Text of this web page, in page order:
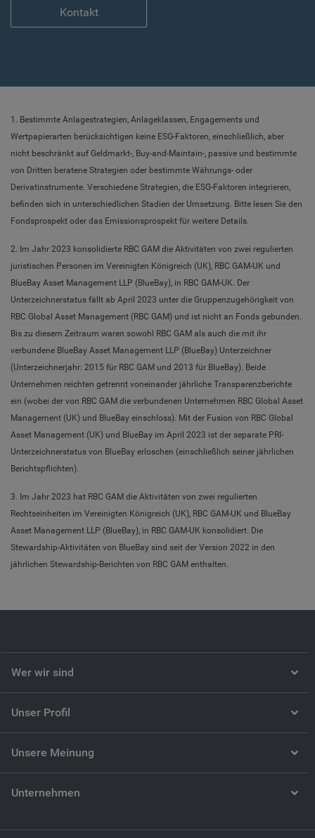
Kontakt
1. Bestimmte Anlagestrategien, Anlageklassen, Engagements und
Wertpapierarten berücksichtigen keine ESG-Faktoren, einschließlich, aber
nicht beschränkt auf Geldmarkt-, Buy-and-Maintain-, passive und bestimmte
von Dritten beratene Strategien oder bestimmte Währungs- oder
Derivatinstrumente. Verschiedene Strategien, die ESG-Faktoren integrieren,
befinden sich in unterschiedlichen Stadien der Umsetzung. Bitte lesen Sie den
Fondsprospekt oder das Emissionsprospekt für weitere Details.
2. Im Jahr 2023 konsolidierte RBC GAM die Aktivitäten von zwei regulierten
juristischen Personen im Vereinigten Königreich (UK), RBC GAM-UK und
BlueBay Asset Management LLP (BlueBay), in RBC GAM-UK. Der
Unterzeichnerstatus fällt ab April 2023 unter die Gruppenzugehörigkeit von
RBC Global Asset Management (RBC GAM) und ist nicht an Fonds gebunden.
Bis zu diesem Zeitraum waren sowohl RBC GAM als auch die mit ihr
verbundene BlueBay Asset Management LLP (BlueBay) Unterzeichner
(Unterzeichnerjahr: 2015 für RBC GAM und 2013 für BlueBay). Beide
Unternehmen reichten getrennt voneinander jährliche Transparenzberichte
ein (wobei der von RBC GAM die verbundenen Unternehmen RBC Global Asset
Management (UK) und BlueBay einschloss). Mit der Fusion von RBC Global
Asset Management (UK) und BlueBay im April 2023 ist der separate PRI-
Unterzeichnerstatus von BlueBay erloschen (einschließlich seiner jährlichen
Berichtspflichten).
3. Im Jahr 2023 hat RBC GAM die Aktivitäten von zwei regulierten
Rechtseinheiten im Vereinigten Königreich (UK), RBC GAM-UK und BlueBay
Asset Management LLP (BlueBay), in RBC GAM-UK konsolidiert. Die
Stewardship-Aktivitäten von BlueBay sind seit der Version 2022 in den
jährlichen Stewardship-Berichten von RBC GAM enthalten.
Wer wir sind
Unser Profil
Unsere Meinung
Unternehmen